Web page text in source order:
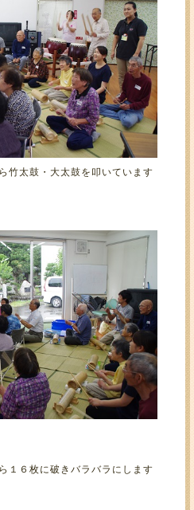
竹太鼓・大太鼓を叩いています
１６枚に破きバラバラにします